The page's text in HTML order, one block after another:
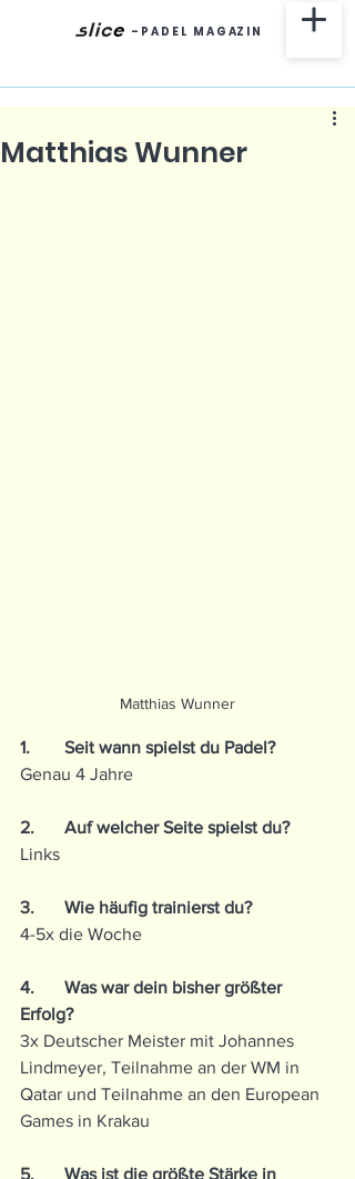
- P A D E L M A G AZ I N
Matthias Wunner
Matthias Wunner
1.	Seit wann spielst du Padel?
Genau 4 Jahre
2.	Auf welcher Seite spielst du?
Links
3.	Wie häufig trainierst du?
4-5x die Woche
4.	Was war dein bisher größter
Erfolg?
3x Deutscher Meister mit Johannes
Lindmeyer, Teilnahme an der WM in
Qatar und Teilnahme an den European
Games in Krakau
5.	Was ist die größte Stärke in